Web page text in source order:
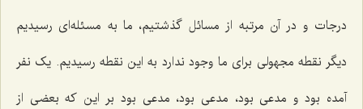
درجات و در آن مرتبه از مسائل گذشتیم، ما به مسئله‌ای رسیدیم
دیگر نقطه مجهولی برای ما وجود ندارد به این نقطه رسیدیم. یک نفر
آمده بود و مدعی بود، مدعی بود، مدعی بود بر این که بعضی از